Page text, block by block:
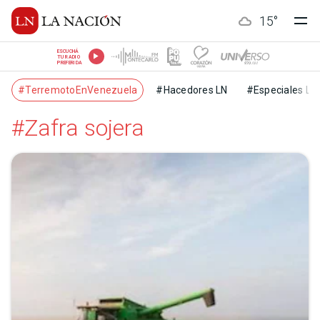
15°
ESCUCHÁ
TU RADIO
PREFERIDA
#TerremotoEnVenezuela #Hacedores LN #Especiales LN
#Zafra sojera